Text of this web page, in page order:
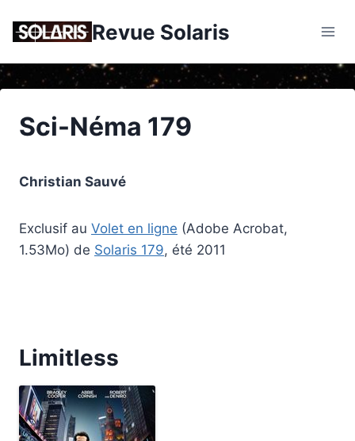
Revue Solaris
Sci-Néma 179
Christian Sauvé
Exclusif au Volet en ligne (Adobe Acrobat,
1.53Mo) de Solaris 179, été 2011
Limitless